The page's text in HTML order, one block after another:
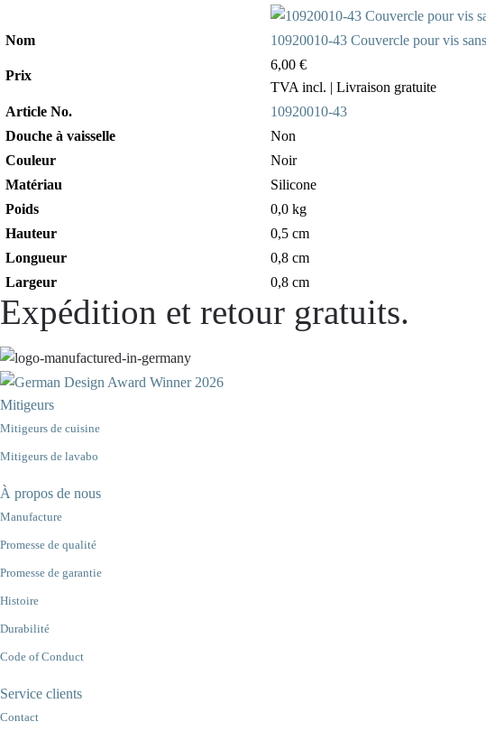
Nom 10920010-43 Couvercle pour vis
Prix
6,00 €
TVA incl. | Livraison gratuite
Article No.
10920010-43
Douche à vaisselle
Non
Couleur
Noir
Matériau
Silicone
Poids
0,0 kg
Hauteur
0,5 cm
Longueur
0,8 cm
Largeur
0,8 cm
Expédition et retour gratuits.
Mitigeurs
Mitigeurs de cuisine
Mitigeurs de lavabo
À propos de nous
Manufacture
Promesse de qualité
Promesse de garantie
Histoire
Durabilité
Code of Conduct
Service clients
Contact